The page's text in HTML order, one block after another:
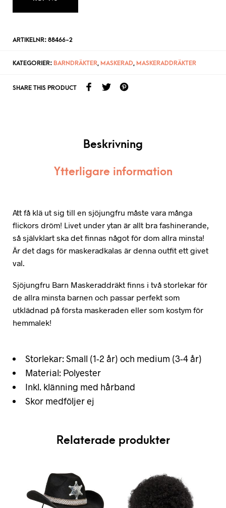
ARTIKELNR: 88466-2
KATEGORIER: BARNDRÄKTER, MASKERAD, MASKERADDRÄKTER
SHARE THIS PRODUCT
Beskrivning
Ytterligare information
Att få klä ut sig till en sjöjungfru måste vara många
flickors dröm! Livet under ytan är allt bra fashinerande,
så självklart ska det finnas något för dom allra minsta!
Är det dags för maskeradkalas är denna outfit ett givet
val.
Sjöjungfru Barn Maskeraddräkt finns i två storlekar för
de allra minsta barnen och passar perfekt som
utklädnad på första maskeraden eller som kostym för
hemmalek!
Storlekar: Small (1-2 år) och medium (3-4 år)
Material: Polyester
Inkl. klänning med hårband
Skor medföljer ej
Relaterade produkter